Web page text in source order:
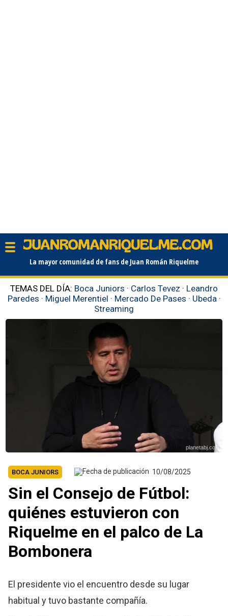
La mayor comunidad de fans de Juan Román Riquelme
TEMAS DEL DÍA: Boca Juniors · Carlos Tevez · Leandro
Paredes · Miguel Merentiel · Mercado De Pases · Ubeda ·
Streaming
planetabj.com
BOCA JUNIORS 10/08/2025
Sin el Consejo de Fútbol:
quiénes estuvieron con
Riquelme en el palco de La
Bombonera
El presidente vio el encuentro desde su lugar
habitual y tuvo bastante compañía.